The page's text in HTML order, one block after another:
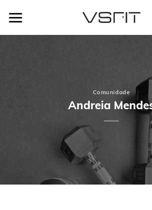
Comunidade
Andreia